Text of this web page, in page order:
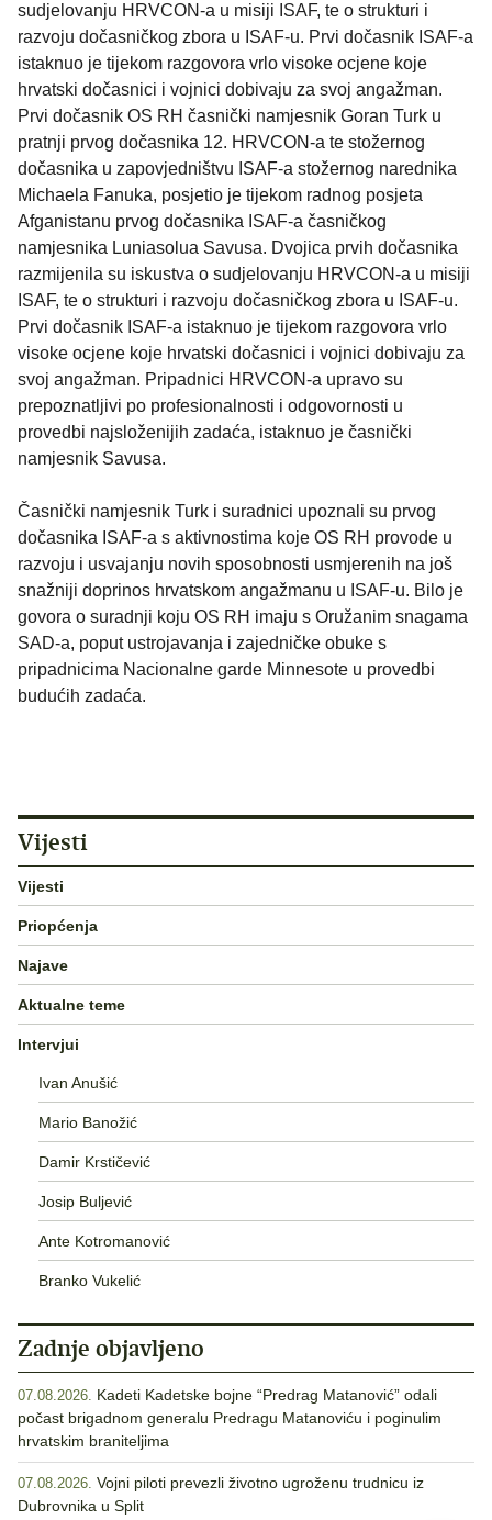
sudjelovanju HRVCON-a u misiji ISAF, te o strukturi i
razvoju dočasničkog zbora u ISAF-u. Prvi dočasnik ISAF-a
istaknuo je tijekom razgovora vrlo visoke ocjene koje
hrvatski dočasnici i vojnici dobivaju za svoj angažman.
Prvi dočasnik OS RH časnički namjesnik Goran Turk u
pratnji prvog dočasnika 12. HRVCON-a te stožernog
dočasnika u zapovjedništvu ISAF-a stožernog narednika
Michaela Fanuka, posjetio je tijekom radnog posjeta
Afganistanu prvog dočasnika ISAF-a časničkog
namjesnika Luniasolua Savusa. Dvojica prvih dočasnika
razmijenila su iskustva o sudjelovanju HRVCON-a u misiji
ISAF, te o strukturi i razvoju dočasničkog zbora u ISAF-u.
Prvi dočasnik ISAF-a istaknuo je tijekom razgovora vrlo
visoke ocjene koje hrvatski dočasnici i vojnici dobivaju za
svoj angažman. Pripadnici HRVCON-a upravo su
prepoznatljivi po profesionalnosti i odgovornosti u
provedbi najsloženijih zadaća, istaknuo je časnički
namjesnik Savusa.
Časnički namjesnik Turk i suradnici upoznali su prvog
dočasnika ISAF-a s aktivnostima koje OS RH provode u
razvoju i usvajanju novih sposobnosti usmjerenih na još
snažniji doprinos hrvatskom angažmanu u ISAF-u. Bilo je
govora o suradnji koju OS RH imaju s Oružanim snagama
SAD-a, poput ustrojavanja i zajedničke obuke s
pripadnicima Nacionalne garde Minnesote u provedbi
budućih zadaća.
Vijesti
Vijesti
Priopćenja
Najave
Aktualne teme
Intervjui
Ivan Anušić
Mario Banožić
Damir Krstičević
Josip Buljević
Ante Kotromanović
Branko Vukelić
Zadnje objavljeno
07.08.2026. Kadeti Kadetske bojne “Predrag Matanović” odali
počast brigadnom generalu Predragu Matanoviću i poginulim
hrvatskim braniteljima
07.08.2026. Vojni piloti prevezli životno ugroženu trudnicu iz
Dubrovnika u Split